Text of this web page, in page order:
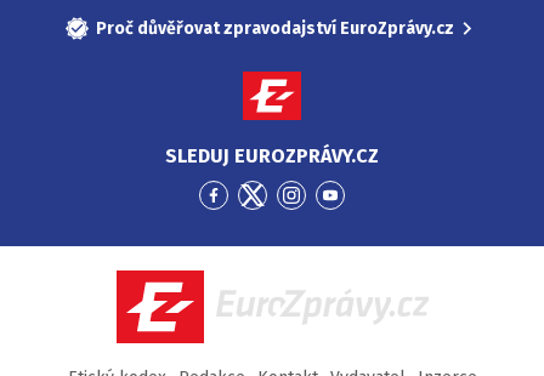
Proč důvěřovat zpravodajství EuroZprávy.cz
SLEDUJ EUROZPRÁVY.CZ
Přejít
Facebook
Přejít
Twitter
Přejít
Instagram
Přejít
YouTube
EuroZprávy.cz